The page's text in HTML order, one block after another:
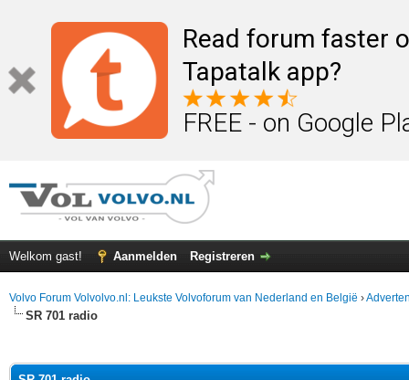
Read forum faster
Tapatalk app?
FREE - on Google
Welkom gast! Aanmelden Registreren
Volvo Forum Volvolvo.nl: Leukste Volvoforum van Nederland en België ›
SR 701 radio